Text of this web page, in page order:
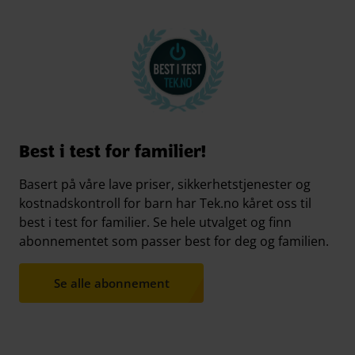
Best i test for familier!
Basert på våre lave priser, sikkerhetstjenester og
kostnadskontroll for barn har Tek.no kåret oss til
best i test for familier. Se hele utvalget og finn
abonnementet som passer best for deg og familien.
Se alle abonnement